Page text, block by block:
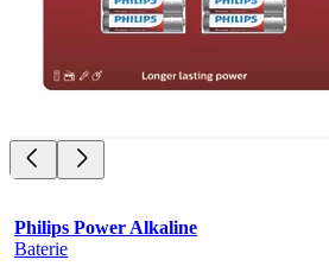
Philips Power Alkaline
Baterie